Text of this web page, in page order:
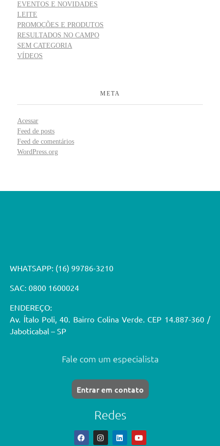
EVENTOS E NOVIDADES
LEITE
PROMOÇÕES E PRODUTOS
RESULTADOS NO CAMPO
SEM CATEGORIA
VÍDEOS
META
Acessar
Feed de posts
Feed de comentários
WordPress.org
WHATSAPP: (16) 99786-3210
SAC: 0800 1600024
ENDEREÇO:
Av. Ítalo Poli, 40. Bairro Colina Verde. CEP 14.887-360 /
Jaboticabal – SP
Fale com um especialista
Entrar em contato
Redes